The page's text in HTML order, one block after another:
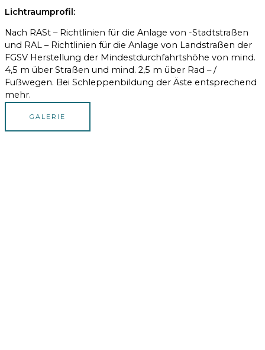
Lichtraumprofil:
Nach RASt – Richtlinien für die Anlage von -Stadtstraßen
und RAL – Richtlinien für die Anlage von Landstraßen der
FGSV Herstellung der Mindestdurchfahrtshöhe von mind.
4,5 m über Straßen und mind. 2,5 m über Rad – /
Fußwegen. Bei Schleppenbildung der Äste entsprechend
mehr.
GALERIE